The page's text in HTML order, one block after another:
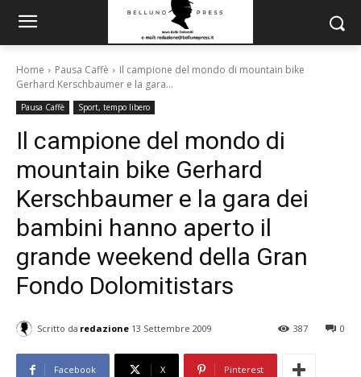
Home Pausa Caffè
Il campione del mondo di mountain bike
Gerhard Kerschbaumer e la gara...
Pausa Caffè Sport, tempo libero
Il campione del mondo di
mountain bike Gerhard
Kerschbaumer e la gara dei
bambini hanno aperto il
grande weekend della Gran
Fondo Dolomitistars
Scritto da redazione 13 Settembre 2009 0
387
Facebook X Pinterest